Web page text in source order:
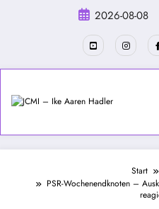
2026-08-08
Start
PSR-Wochenendknoten –